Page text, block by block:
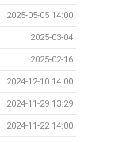
2025-05-05 14:00
2025-03-04
2025-02-16
2024-12-10 14:00
2024-11-29 13:29
2024-11-22 14:00